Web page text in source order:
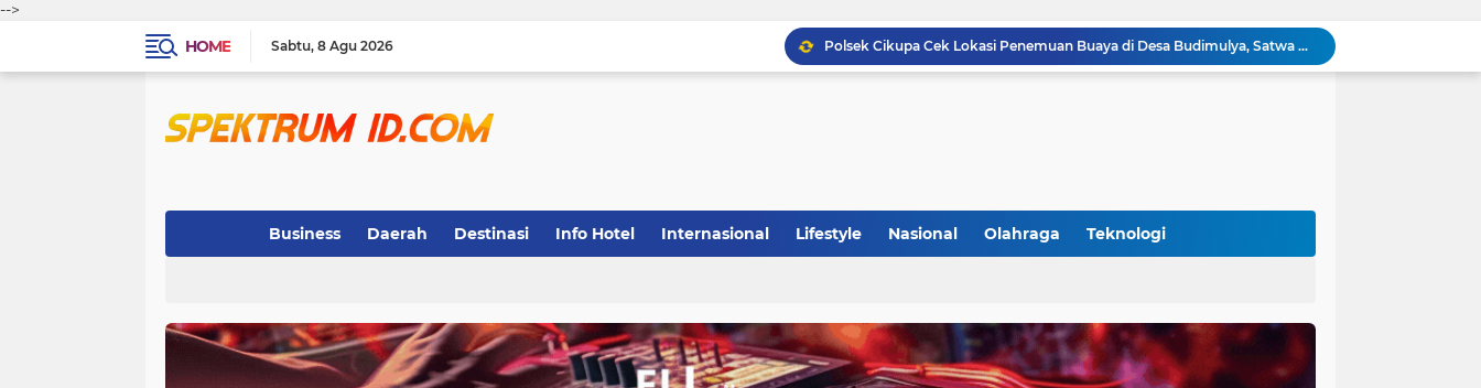
-->
HOME
Sabtu 8 Agu 2026 Polsek Cikupa Cek Lokasi Penemuan Buaya di Desa Budimulya, Satwa Dievakuasi Petugas Damkar
Aiptu Budiansyah Perkuat Siskamling Bersama Warga, Polsek Cikupa Tingkatkan Sinergi Jaga Kamtibmas
Business Daerah Destinasi Info Hotel Internasional Lifestyle Nasional Olahraga Teknologi